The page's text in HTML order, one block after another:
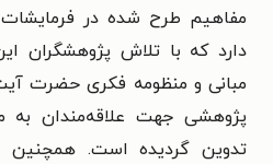
مفاهیم طرح شده در
دارد که با تلاش پژوهشگران
مبانی و منظومه فکری حضرت
پژوهشی جهت علاقه‌مندان
تدوین گردیده است.